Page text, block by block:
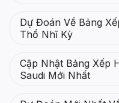
Dự Đoán Về Bảng
Thổ Nhĩ Kỳ
Cập Nhật Bảng Xếp
Saudi Mới Nhất